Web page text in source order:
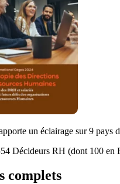
un éclairage sur 9
Décideurs RH (dont 100 en
complets